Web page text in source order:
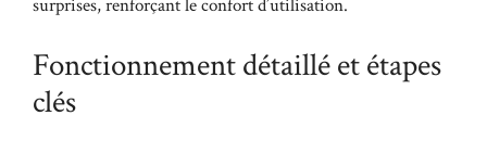
surprises, renforçant le confort d’utilisation.
Fonctionnement détaillé et étapes
clés